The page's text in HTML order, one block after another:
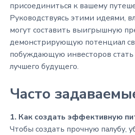
присоединиться к вашему
Руководствуясь этими идеями,
могут составить выигрышную
демонстрирующую потенциал
побуждающую инвесторов
лучшего будущего.
Часто
1. Как создать эффективную
Чтобы создать прочную палубу,